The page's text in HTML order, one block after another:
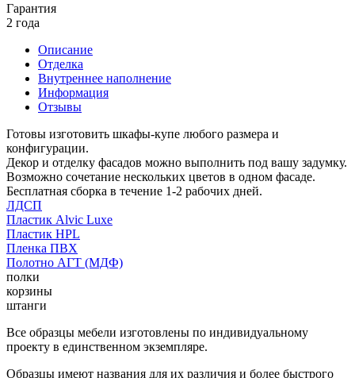
Гарантия
2 года
Описание
Отделка
Внутреннее наполнение
Информация
Отзывы
Готовы изготовить шкафы-купе любого размера и
конфигурации.
Декор и отделку фасадов можно выполнить под вашу задумку.
Возможно сочетание нескольких цветов в одном фасаде.
Бесплатная сборка в течение 1-2 рабочих дней.
ЛДСП
Пластик Alvic Luxe
Пластик HPL
Пленка ПВХ
Полотно АГТ (МДФ)
полки
корзины
штанги
Все образцы мебели изготовлены по индивидуальному
проекту в единственном экземпляре.
Образцы имеют названия для их различия и более быстрого